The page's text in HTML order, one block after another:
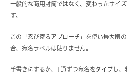
一般的な商用封筒ではなく、変わったサイ
す。
この「忍び寄るアプローチ」を使い最大限
合、宛名ラベルは貼りません。
手書きにするか、1通ずつ宛名をタイプし、